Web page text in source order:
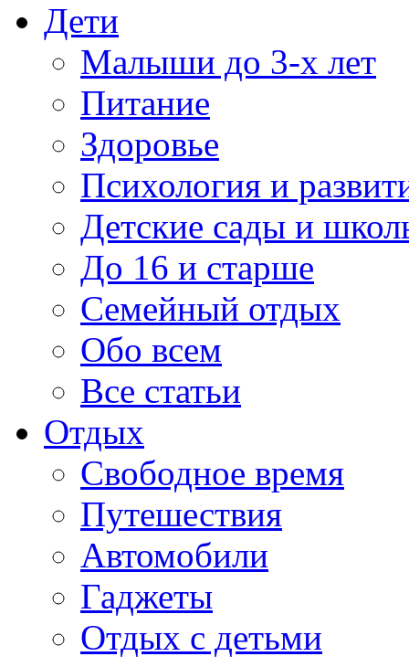
Дети
Малыши до 3-х лет
Питание
Здоровье
Психология и
Детские сады и
До 16 и старше
Семейный отдых
Обо всем
Все статьи
Отдых
Свободное время
Путешествия
Автомобили
Гаджеты
Отдых с детьми